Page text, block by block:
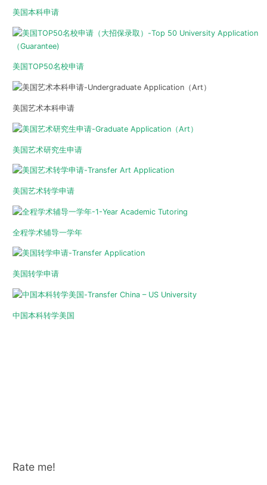
美国本科申请
美国TOP50名校申请
美国艺术本科申请
美国艺术研究生申请
美国艺术转学申请
全程学术辅导一学年
美国转学申请
中国本科转学美国
Rate me!